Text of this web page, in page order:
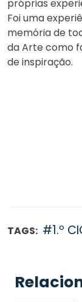
próprias
Foi uma
memória de
da Arte como
de inspiração.
TAGS: #1.º